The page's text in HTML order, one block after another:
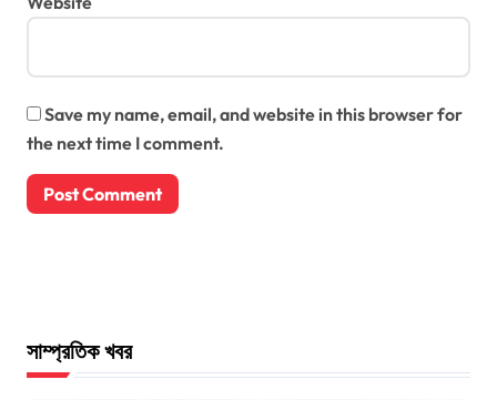
Save my name, email, and website in this browser for
the next time I comment.
সাম্প্রতিক খবর